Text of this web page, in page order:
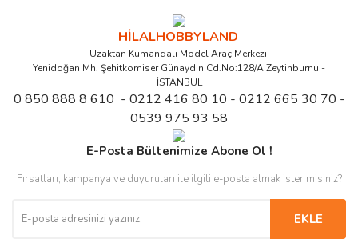
HİLALHOBBYLAND
Uzaktan Kumandalı Model Araç Merkezi
Yenidoğan Mh. Şehitkomiser Günaydın Cd.No:128/A Zeytinburnu -
İSTANBUL
0 850 888 8 610 - 0212 416 80 10 - 0212 665 30 70 -
0539 975 93 58
E-Posta Bültenimize Abone Ol !
Fırsatları, kampanya ve duyuruları ile ilgili e-posta almak ister misiniz?
EKLE